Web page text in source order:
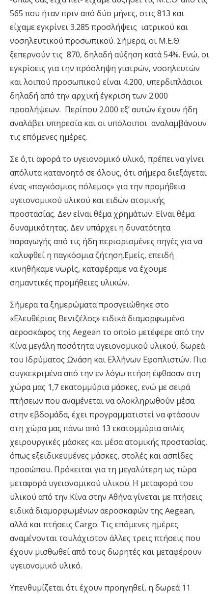
565 που ήταν πριν από δύο μήνες, στις 813 και
είχαμε εγκρίνει 3.285 προσλήψεις ιατρικού και
νοσηλευτικού προσωπικού. Σήμερα, οι Μ.Ε.Θ.
ξεπερνούν τις 870, δηλαδή αύξηση κατά 54%. Ενώ, οι
εγκρίσεις για την πρόσληψη γιατρών, νοσηλευτών
και λοιπού προσωπικού είναι 4.200, υπερδιπλάσιοι
δηλαδή από την αρχική έγκριση των 2.000
προσλήψεων. Περίπου 2.000 εξ’ αυτών έχουν ήδη
αναλάβει υπηρεσία και οι υπόλοιποι αναλαμβάνουν
τις επόμενες ημέρες.
Σε ό,τι αφορά το υγειονομικό υλικό, πρέπει να γίνει
απόλυτα κατανοητό σε όλους, ότι σήμερα διεξάγεται
ένας «παγκόσμιος πόλεμος» για την προμήθεια
υγειονομικού υλικού και ειδών ατομικής
προστασίας. Δεν είναι θέμα χρημάτων. Είναι θέμα
δυναμικότητας. Δεν υπάρχει η δυνατότητα
παραγωγής από τις ήδη περιορισμένες πηγές για να
καλυφθεί η παγκόσμια ζήτηση.Εμείς, επειδή
κινηθήκαμε νωρίς, καταφέραμε να έχουμε
σημαντικές προμήθειες υλικών.
Σήμερα τα ξημερώματα προσγειώθηκε στο
«Ελευθέριος Βενιζέλος» ειδικά διαμορφωμένο
αεροσκάφος της Aegean το οποίο μετέφερε από την
Κίνα μεγάλη ποσότητα υγειονομικού υλικού, δωρεά
του Ιδρύματος Ωνάση και Ελλήνων Εφοπλιστών. Πιο
συγκεκριμένα από την εν λόγω πτήση έφθασαν στη
χώρα μας 1,7 εκατομμύρια μάσκες, ενώ με σειρά
πτήσεων που αναμένεται να ολοκληρωθούν μέσα
στην εβδομάδα, έχει προγραμματιστεί να φτάσουν
στη χώρα μας πάνω από 13 εκατομμύρια απλές
χειρουργικές μάσκες και μέσα ατομικής προστασίας,
όπως εξειδικευμένες μάσκες, στολές και ασπίδες
προσώπου. Πρόκειται για τη μεγαλύτερη ως τώρα
μεταφορά υγειονομικού υλικού. Η μεταφορά του
υλικού από την Κίνα στην Αθήνα γίνεται με πτήσεις
ειδικά διαμορφωμένων αεροσκαφών της Aegean,
αλλά και πτήσεις Cargo. Τις επόμενες ημέρες
αναμένονται τουλάχιστον άλλες τρεις πτήσεις που
έχουν μισθωθεί από τους δωρητές και μεταφέρουν
υγειονομικό υλικό.
Υπενθυμίζεται ότι έχουν προηγηθεί, η δωρεά 11